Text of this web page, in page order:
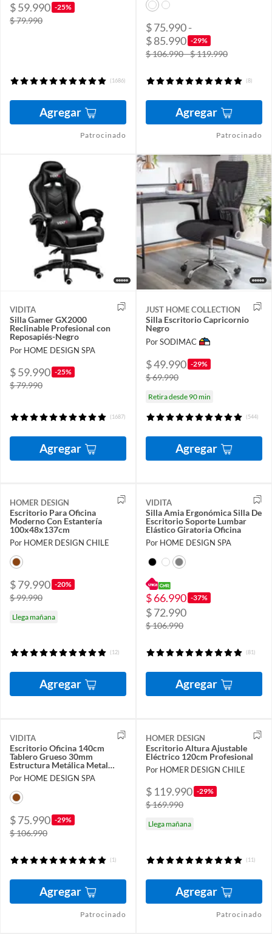
$ 59.990 -25%
$ 79.990
(1686)
Agregar
Patrocinado
$ 75.990 -
$ 85.990 -29%
$ 106.990 - $ 119.990
(8)
Agregar
Patrocinado
VIDITA
Silla Gamer GX2000
Reclinable Profesional con
Reposapiés-Negro
Por HOME DESIGN SPA
$ 59.990 -25%
$ 79.990
(1687)
Agregar
JUST HOME COLLECTION
Silla Escritorio Capricornio
Negro
Por SODIMAC
$ 49.990 -29%
$ 69.990
Retira desde 90 min
(544)
Agregar
HOMER DESIGN
Escritorio Para Oficina
Moderno Con Estantería
100x48x137cm
Por HOMER DESIGN CHILE
$ 79.990 -20%
$ 99.990
Llega mañana
(12)
Agregar
VIDITA
Silla Amia Ergonómica Silla De
Escritorio Soporte Lumbar
Elástico Giratoria Oficina
Por HOME DESIGN SPA
$ 66.990 -37%
$ 72.990
$ 106.990
(81)
Agregar
VIDITA
Escritorio Oficina 140cm
Tablero Grueso 30mm
Estructura Metálica Metal
Madera
Por HOME DESIGN SPA
$ 75.990 -29%
$ 106.990
(1)
Agregar
Patrocinado
HOMER DESIGN
Escritorio Altura Ajustable
Eléctrico 120cm Profesional
Por HOMER DESIGN CHILE
$ 119.990 -29%
$ 169.990
Llega mañana
(11)
Agregar
Patrocinado